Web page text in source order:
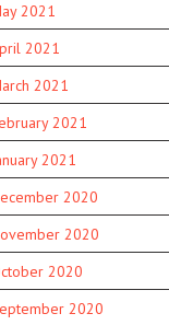
2021
2021
2021
2021
2021
2020
2020
2020
2020